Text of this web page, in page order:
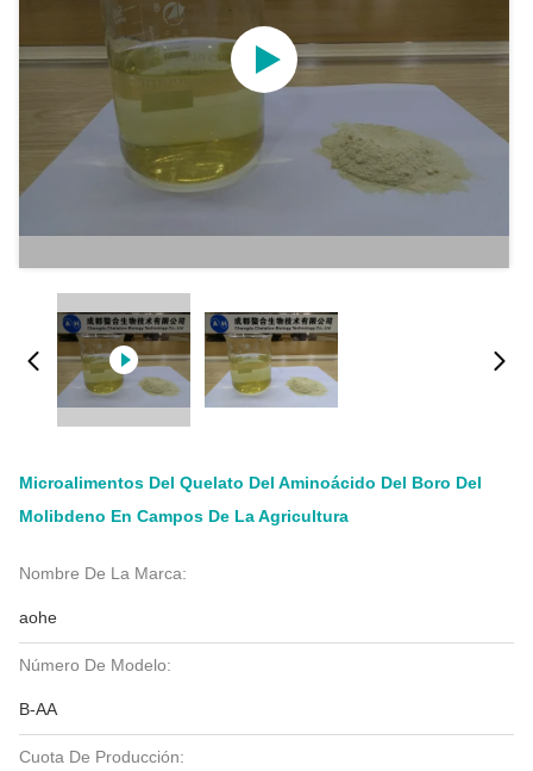
Microalimentos Del Quelato Del Aminoácido Del Boro Del
Molibdeno En Campos De La Agricultura
Nombre De La Marca:
aohe
Número De Modelo:
B-AA
Cuota De Producción: